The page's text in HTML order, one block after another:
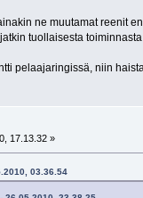
ne muutamat reenit
tuollaisesta
pelaajaringissä, niin
17.13.32 »
03.36.54